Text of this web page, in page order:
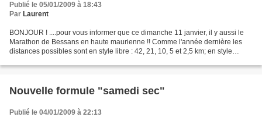
Publié le 05/01/2009 à 18:43
Par Laurent
BONJOUR ! ....pour vous informer que ce dimanche 11 janvier, il y aussi le
Marathon de Bessans en haute maurienne !! Comme l'année dernière les
distances possibles sont en style libre : 42, 21, 10, 5 et 2,5 km; en style
Nouvelle formule "samedi sec"
Publié le 04/01/2009 à 22:13